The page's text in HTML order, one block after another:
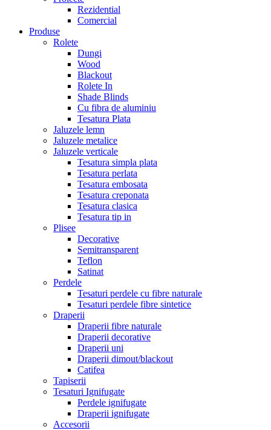
Rezidential
Comercial
Produse
Rolete
Dungi
Wood
Blackout
Rolete In
Shade Blinds
Cu fibra de aluminiu
Tesatura Plata
Jaluzele lemn
Jaluzele metalice
Jaluzele verticale
Tesatura simpla plata
Tesatura perlata
Tesatura embosata
Tesatura creponata
Tesatura clasica
Tesatura tip in
Plisee
Decorative
Semitransparent
Teflon
Satinat
Perdele
Tesaturi perdele cu fibre naturale
Tesaturi perdele fibre sintetice
Draperii
Draperii fibre naturale
Draperii decorative
Draperii uni
Draperii dimout/blackout
Catifea
Tapiserii
Tesaturi Ignifugate
Perdele ignifugate
Draperii ignifugate
Accesorii